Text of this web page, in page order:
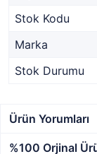
Stok Kodu
Marka
Stok Durumu
Ürün Yorumları
%100 Orjinal